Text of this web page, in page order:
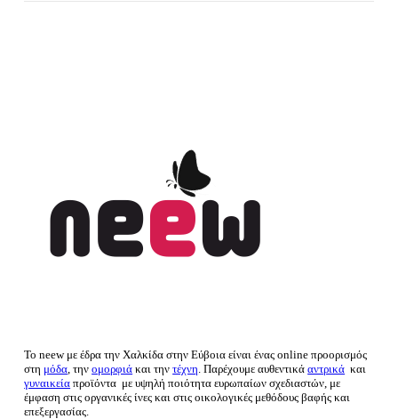
Το neew με έδρα την Xαλκίδα στην Εύβοια είναι ένας online προορισμός
στη μόδα , τηνομορφιά και τηντέχνη . Παρέχουμε αυθεντικάαντρικά και
γυναικεία προϊόντα με υψηλή ποιότητα ευρωπαίων σχεδιαστών, με
έμφαση στις οργανικές ίνες και στις οικολογικές μεθόδους βαφής και
επεξεργασίας.